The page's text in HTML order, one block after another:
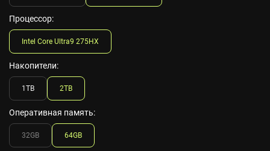
Процессор:
Intel Core Ultra9 275HX
Накопители:
1TB 2TB
Оперативная память:
32GB 64GB